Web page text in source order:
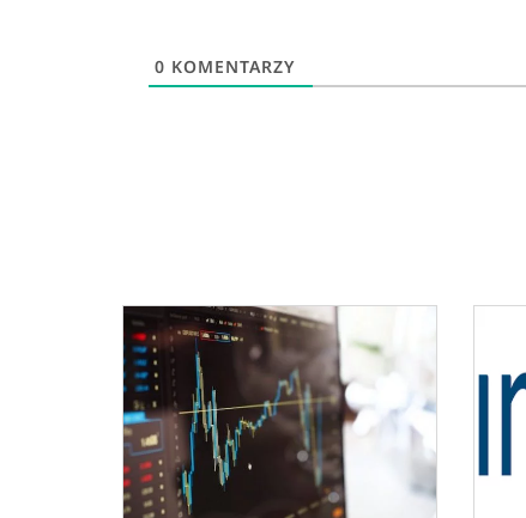
0 KOMENTARZY